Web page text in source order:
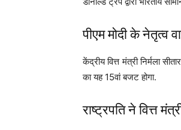
पीएम मोदी के नेतृत्व
केंद्रीय वित्त मंत्री निर्मला
का यह 15वां बजट होगा.
राष्ट्रपति ने वित्त